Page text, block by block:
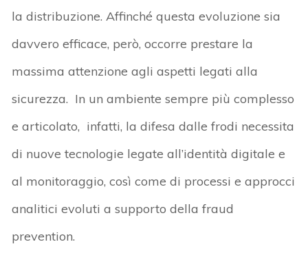
la distribuzione. Affinché questa evoluzione sia
davvero efficace, però, occorre prestare la
massima attenzione agli aspetti legati alla
sicurezza. In un ambiente sempre più complesso
e articolato, infatti, la difesa dalle frodi necessita
di nuove tecnologie legate all’identità digitale e
al monitoraggio, così come di processi e approcci
analitici evoluti a supporto della fraud
prevention.